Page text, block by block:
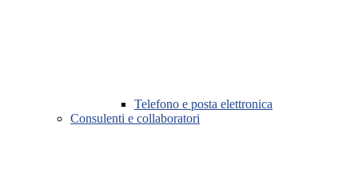
Telefono e posta elettronica
Consulenti e collaboratori